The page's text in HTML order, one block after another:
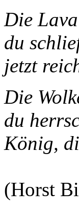
Die
du
jetzt
Die
du
König,
(Horst